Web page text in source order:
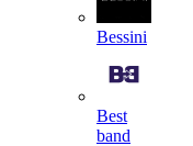
Bessini
Best
band